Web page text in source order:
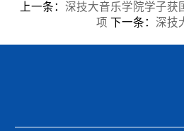
上一条： 深技大音乐学院学子获
项 下一条： 深技